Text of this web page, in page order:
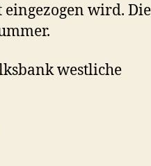
wird. Die
westliche